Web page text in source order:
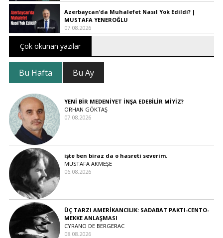
Azerbaycan’da Muhalefet Nasıl Yok Edildi? |
MUSTAFA YENEROĞLU
07.08.2026
Çok okunan yazılar
Bu Hafta Bu Ay
YENİ BİR MEDENİYET İNŞA EDEBİLİR MİYİZ?
ORHAN GÖKTAŞ
07.08.2026
işte ben biraz da o hasreti severim.
MUSTAFA AKMEŞE
06.08.2026
ÜÇ TARZI AMERİKANCILIK: SADABAT PAKTI-CENTO-
MEKKE ANLAŞMASI
CYRANO DE BERGERAC
08.08.2026